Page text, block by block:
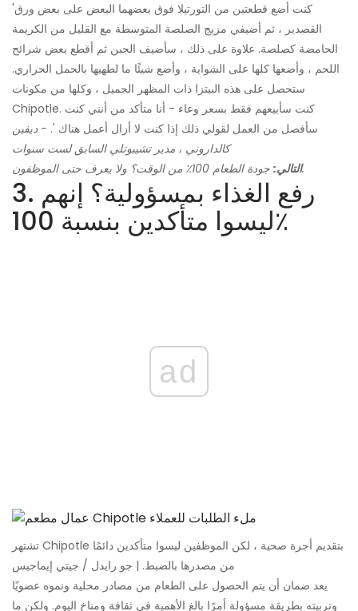
'كنت أضع قطعتين من التورتيلا فوق بعضهما البعض على بعض ورق
القصدير ، ثم أضيفي مزيج الصلصة المتوسطة مع القليل من الكريمة
الحامضة كصلصة. علاوة على ذلك ، سأضيف الجبن ثم أقطع بعض شرائح
اللحم ، وأضعها كلها على الشواية ، وأضع شيئًا ما لطهيها بالحمل الحراري.
ستحصل على هذه البيتزا ذات المظهر الجميل ، وكلها من مكونات
Chipotle. كنت سأبيعهم فقط بسعر وعاء - أنا متأكد من أنني كنت
سأفصل من العمل لقولي ذلك إذا كنت لا أزال أعمل هناك '. - ديفين
كالداروني ، مدير تشيبوتلي السابق لست سنوات
التالي:جودة الطعام 100٪ من الوقت؟ ولا يعرف حتى الموظفون.
3. رفع الغذاء بمسؤولية؟ إنهم
ليسوا متأكدين بنسبة 100٪
ad
تشتهر Chipotle بتقديم أجرة صحية ، لكن الموظفين ليسوا متأكدين دائمًا
من مصدرها بالضبط. | جو رايدل / جيتي إيماجيس
يعد ضمان أن يتم الحصول على الطعام من مصادر محلية ونموه عضويًا
وتربيته بطريقة مسؤولة أمرًا بالغ الأهمية في ثقافة ومناخ اليوم. ولكن ما